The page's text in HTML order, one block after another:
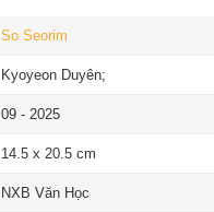
So Seorim
Kyoyeon Duyên;
09 - 2025
14.5 x 20.5 cm
NXB Văn Học